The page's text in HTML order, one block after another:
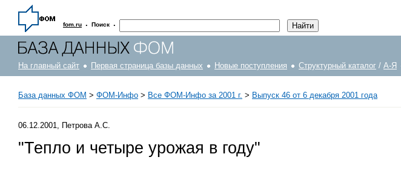
fom.ru · Поиск ·
На главный сайт Первая страница базы данных Новые поступления Структурный каталог / А-Я
База данных ФОМ > ФOM-Инфо > Все ФОМ-Инфо за 2001 г. > Выпуск 46 от 6 декабря 2001 года
06.12.2001, Петрова А.С.
"Тепло и четыре урожая в году"